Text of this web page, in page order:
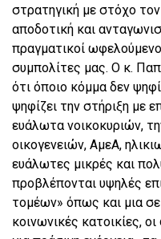
στρατηγική με στόχο
αποδοτική και
πραγματικοί
συμπολίτες μας. Ο κ.
ότι όποιο κόμμα δεν
ψηφίζει την στήριξη με
ευάλωτα νοικοκυριών,
οικογενειών, ΑμεΑ,
ευάλωτες μικρές και
προβλέπονται υψηλές
τομέων» όπως και μια
κοινωνικές κατοικίες,